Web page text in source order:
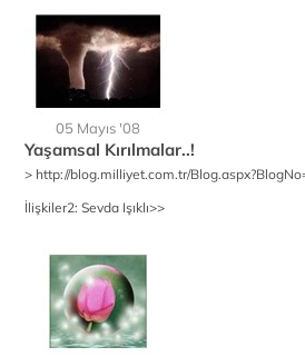
05 Mayıs '08
Yaşamsal Kırılmalar..!
> http://blog.milliyet.com.tr/
2: Sevda Işıklı>>
İlişkiler